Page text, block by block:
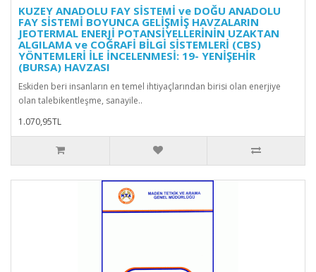
KUZEY ANADOLU FAY SİSTEMİ ve DOĞU ANADOLU
FAY SİSTEMİ BOYUNCA GELİŞMİŞ HAVZALARIN
JEOTERMAL ENERJİ POTANSİYELLERİNİN UZAKTAN
ALGILAMA ve COĞRAFİ BİLGİ SİSTEMLERİ (CBS)
YÖNTEMLERİ İLE İNCELENMESİ: 19- YENİŞEHİR
(BURSA) HAVZASI
Eskiden beri insanların en temel ihtiyaçlarından birisi olan enerjiye
olan talebikentleşme, sanayile..
1.070,95TL